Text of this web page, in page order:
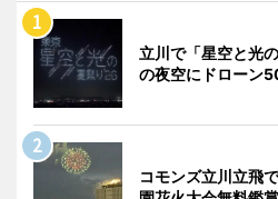
立川で「星空と光
の夜空にドローン
コモンズ立川立飛